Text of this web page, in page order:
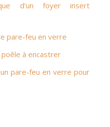
d’un foyer insert
pare-feu en verre
poêle à encastrer
pare-feu en verre pour